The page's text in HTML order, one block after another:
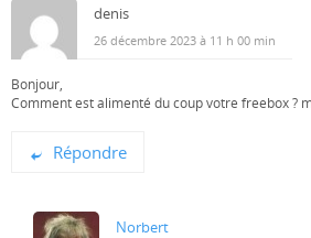
denis
26 décembre 2023 à 11 h 00 min
Bonjour,
Comment est alimenté du coup votre freebox ?
Répondre
Norbert